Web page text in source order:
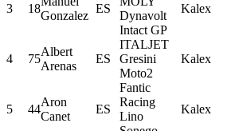
3 18
Gonzalez
ES
Dynavolt
Intact GP
Kalex
4 75
Albert
Arenas
ES
ITALJET
Gresini
Moto2
Kalex
5 44
Aron
Canet
ES
Fantic
Racing
Lino
Kalex